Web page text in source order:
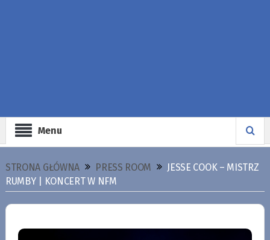
Menu
STRONA GŁÓWNA PRESS ROOM
JESSE COOK – MISTRZ
RUMBY | KONCERT W NFM